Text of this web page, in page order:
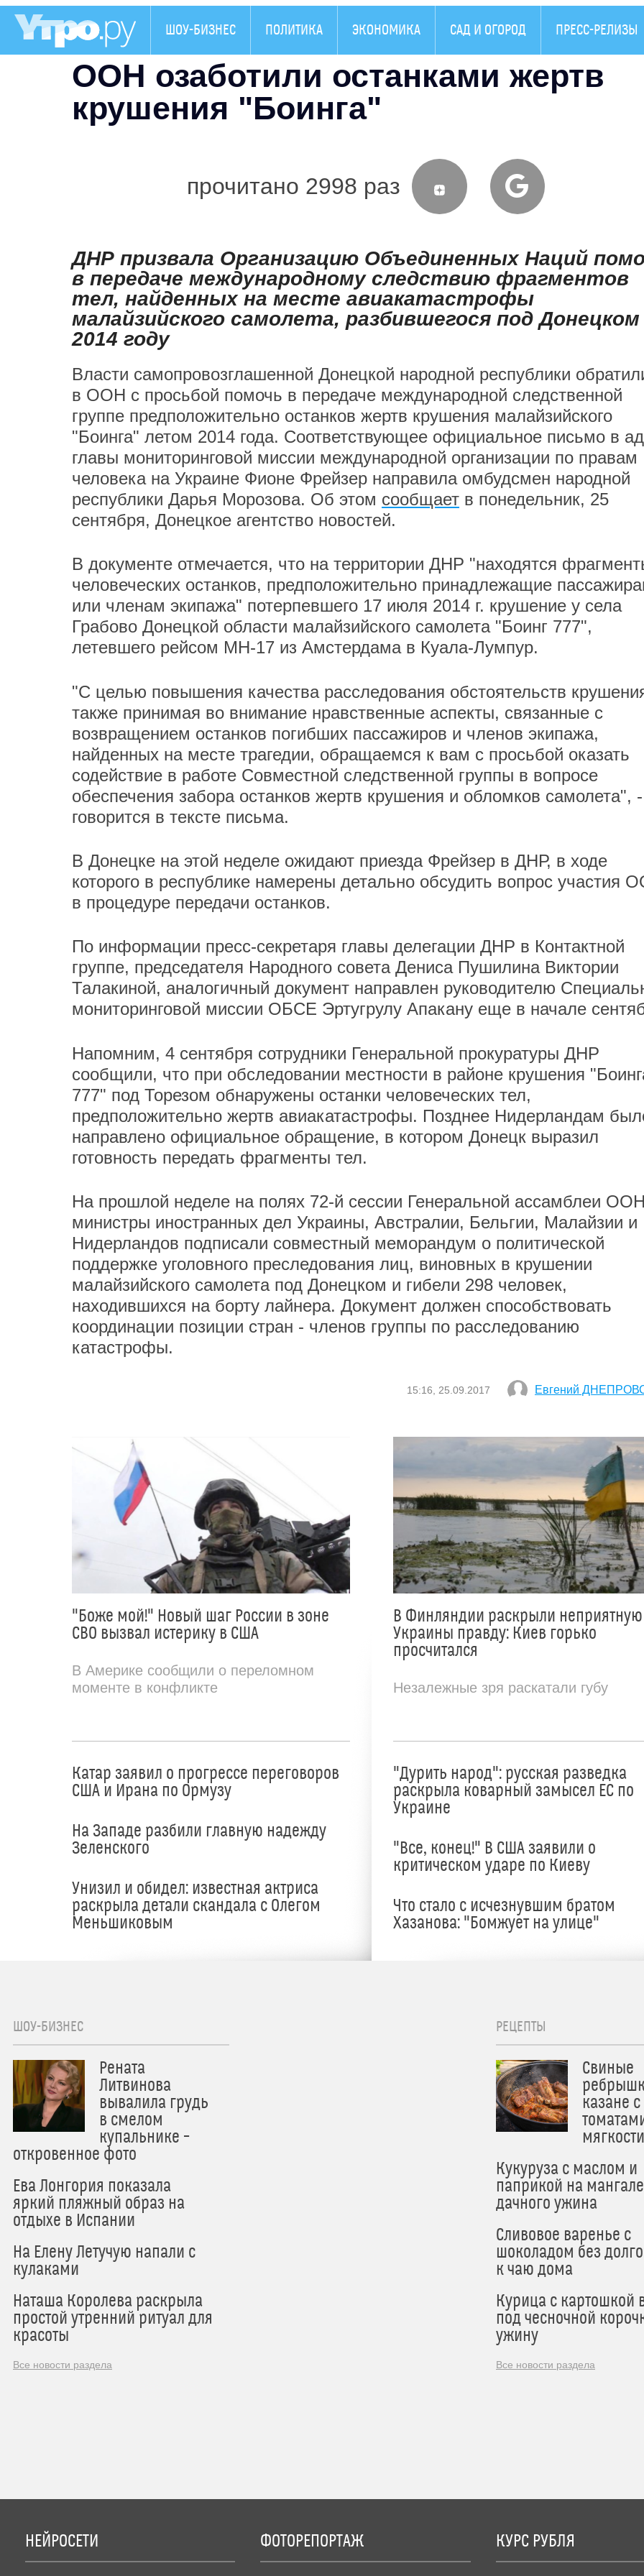
ШОУ-БИЗНЕС ПОЛИТИКА ЭКОНОМИКА САД И ОГОРОД ПРЕСС-РЕЛИЗЫ
ООН озаботили останками жертв
крушения "Боинга"
прочитано 2998 раз
ДНР призвала Организацию Объединенных Наций
в передаче международному следствию фрагментов
тел, найденных на месте авиакатастрофы
малайзийского самолета, разбившегося под Донецком
2014 году
Власти самопровозглашенной Донецкой народной республики
в ООН с просьбой помочь в передаче международной следственной
группе предположительно останков жертв крушения малайзийского
"Боинга" летом 2014 года. Соответствующее официальное письмо в
главы мониторинговой миссии международной организации по правам
человека на Украине Фионе Фрейзер направила омбудсмен народной
республики Дарья Морозова. Об этом сообщает в понедельник, 25
сентября, Донецкое агентство новостей.
В документе отмечается, что на территории ДНР "находятся
человеческих останков, предположительно принадлежащие
или членам экипажа" потерпевшего 17 июля 2014 г. крушение у села
Грабово Донецкой области малайзийского самолета "Боинг 777",
летевшего рейсом МН-17 из Амстердама в Куала-Лумпур.
"С целью повышения качества расследования обстоятельств
также принимая во внимание нравственные аспекты, связанные с
возвращением останков погибших пассажиров и членов экипажа,
найденных на месте трагедии, обращаемся к вам с просьбой оказать
содействие в работе Совместной следственной группы в вопросе
обеспечения забора останков жертв крушения и обломков самолета", -
говорится в тексте письма.
В Донецке на этой неделе ожидают приезда Фрейзер в ДНР, в ходе
которого в республике намерены детально обсудить вопрос участия
в процедуре передачи останков.
По информации пресс-секретаря главы делегации ДНР в Контактной
группе, председателя Народного совета Дениса Пушилина Виктории
Талакиной, аналогичный документ направлен руководителю
мониторинговой миссии ОБСЕ Эртугрулу Апакану еще в начале
Напомним, 4 сентября сотрудники Генеральной прокуратуры ДНР
сообщили, что при обследовании местности в районе крушения
777" под Торезом обнаружены останки человеческих тел,
предположительно жертв авиакатастрофы. Позднее Нидерландам
направлено официальное обращение, в котором Донецк выразил
готовность передать фрагменты тел.
На прошлой неделе на полях 72-й сессии Генеральной ассамблеи
министры иностранных дел Украины, Австралии, Бельгии, Малайзии и
Нидерландов подписали совместный меморандум о политической
поддержке уголовного преследования лиц, виновных в крушении
малайзийского самолета под Донецком и гибели 298 человек,
находившихся на борту лайнера. Документ должен способствовать
координации позиции стран - членов группы по расследованию
катастрофы.
15:16, 25.09.2017 Евгений
"Боже мой!" Новый шаг России в зоне
СВО вызвал истерику в США
В Америке сообщили о переломном
моменте в конфликте
Катар заявил о прогрессе переговоров
США и Ирана по Ормузу
На Западе разбили главную надежду
Зеленского
Унизил и обидел: известная актриса
раскрыла детали скандала с Олегом
Меньшиковым
В Финляндии раскрыли
Украины правду: Киев горько
просчитался
Незалежные зря раскатали губу
"Дурить народ": русская разведка
раскрыла коварный замысел ЕС по
Украине
"Все, конец!" В США заявили о
критическом ударе по Киеву
Что стало с исчезнувшим братом
Хазанова: "Бомжует на улице"
ШОУ-БИЗНЕС
Рената
Литвинова
вывалила грудь
в смелом
купальнике –
откровенное фото
Ева Лонгория показала
яркий пляжный образ на
отдыхе в Испании
На Елену Летучую напали с
кулаками
Наташа Королева раскрыла
простой утренний ритуал для
красоты
Все новости раздела
РЕЦЕПТЫ
Свиные
казане
мягкости
Кукуруза с маслом и
паприкой на
дачного ужина
Сливовое варенье с
шоколадом без
к чаю дома
Курица с картошкой
под чесночной
ужину
Все новости раздела
НЕЙРОСЕТИ ФОТОРЕПОРТАЖ КУРС РУБЛЯ